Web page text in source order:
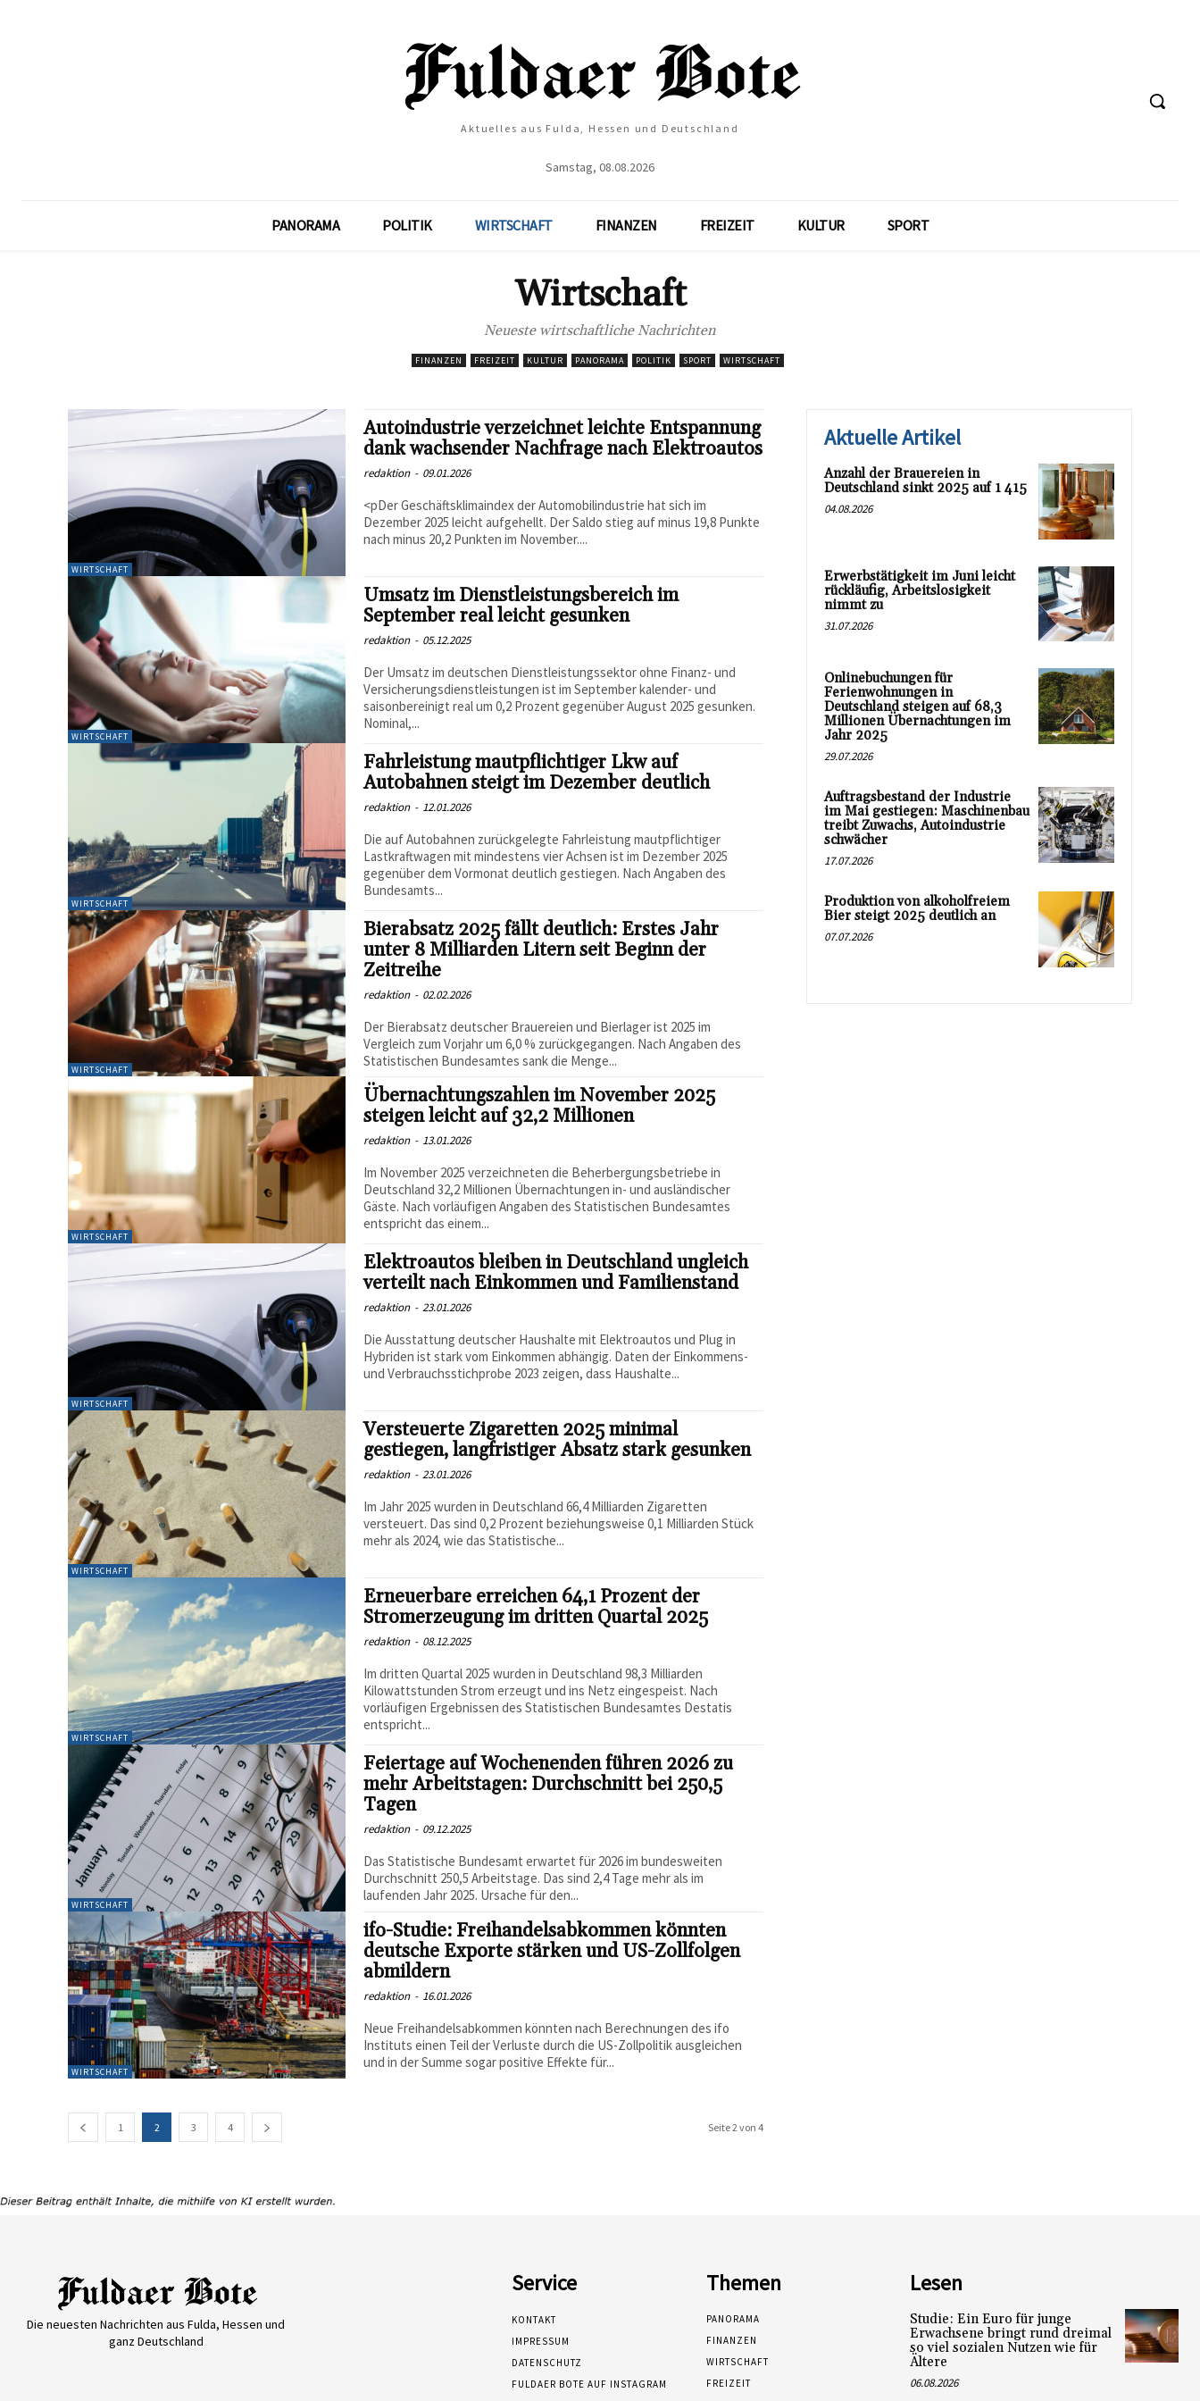
Aktuelles aus Fulda, Hessen und Deutschland
Samstag, 08.08.2026
PANORAMA POLITIK WIRTSCHAFT FINANZEN FREIZEIT KULTUR SPORT
Wirtschaft
Neueste wirtschaftliche Nachrichten
FINANZEN FREIZEIT KULTUR PANORAMA POLITIK SPORT WIRTSCHAFT
WIRTSCHAFT
Autoindustrie verzeichnet leichte Entspannung
dank wachsender Nachfrage nach Elektroautos
redaktion - 09.01.2026
<pDer Geschäftsklimaindex der Automobilindustrie hat sich im
Dezember 2025 leicht aufgehellt. Der Saldo stieg auf minus 19,8 Punkte
nach minus 20,2 Punkten im November....
WIRTSCHAFT
Umsatz im Dienstleistungsbereich im
September real leicht gesunken
redaktion - 05.12.2025
Der Umsatz im deutschen Dienstleistungssektor ohne Finanz- und
Versicherungsdienstleistungen ist im September kalender- und
saisonbereinigt real um 0,2 Prozent gegenüber August 2025 gesunken.
Nominal,...
WIRTSCHAFT
Fahrleistung mautpflichtiger Lkw auf
Autobahnen steigt im Dezember deutlich
redaktion - 12.01.2026
Die auf Autobahnen zurückgelegte Fahrleistung mautpflichtiger
Lastkraftwagen mit mindestens vier Achsen ist im Dezember 2025
gegenüber dem Vormonat deutlich gestiegen. Nach Angaben des
Bundesamts...
WIRTSCHAFT
Bierabsatz 2025 fällt deutlich: Erstes Jahr
unter 8 Milliarden Litern seit Beginn der
Zeitreihe
redaktion - 02.02.2026
Der Bierabsatz deutscher Brauereien und Bierlager ist 2025 im
Vergleich zum Vorjahr um 6,0 % zurückgegangen. Nach Angaben des
Statistischen Bundesamtes sank die Menge...
WIRTSCHAFT
Übernachtungszahlen im November 2025
steigen leicht auf 32,2 Millionen
redaktion - 13.01.2026
Im November 2025 verzeichneten die Beherbergungsbetriebe in
Deutschland 32,2 Millionen Übernachtungen in- und ausländischer
Gäste. Nach vorläufigen Angaben des Statistischen Bundesamtes
entspricht das einem...
WIRTSCHAFT
Elektroautos bleiben in Deutschland ungleich
verteilt nach Einkommen und Familienstand
redaktion - 23.01.2026
Die Ausstattung deutscher Haushalte mit Elektroautos und Plug in
Hybriden ist stark vom Einkommen abhängig. Daten der Einkommens-
und Verbrauchsstichprobe 2023 zeigen, dass Haushalte...
WIRTSCHAFT
Versteuerte Zigaretten 2025 minimal
gestiegen, langfristiger Absatz stark gesunken
redaktion - 23.01.2026
Im Jahr 2025 wurden in Deutschland 66,4 Milliarden Zigaretten
versteuert. Das sind 0,2 Prozent beziehungsweise 0,1 Milliarden Stück
mehr als 2024, wie das Statistische...
WIRTSCHAFT
Erneuerbare erreichen 64,1 Prozent der
Stromerzeugung im dritten Quartal 2025
redaktion - 08.12.2025
Im dritten Quartal 2025 wurden in Deutschland 98,3 Milliarden
Kilowattstunden Strom erzeugt und ins Netz eingespeist. Nach
vorläufigen Ergebnissen des Statistischen Bundesamtes Destatis
entspricht...
WIRTSCHAFT
Feiertage auf Wochenenden führen 2026 zu
mehr Arbeitstagen: Durchschnitt bei 250,5
Tagen
redaktion - 09.12.2025
Das Statistische Bundesamt erwartet für 2026 im bundesweiten
Durchschnitt 250,5 Arbeitstage. Das sind 2,4 Tage mehr als im
laufenden Jahr 2025. Ursache für den...
WIRTSCHAFT
ifo-Studie: Freihandelsabkommen könnten
deutsche Exporte stärken und US-Zollfolgen
abmildern
redaktion - 16.01.2026
Neue Freihandelsabkommen könnten nach Berechnungen des ifo
Instituts einen Teil der Verluste durch die US-Zollpolitik ausgleichen
und in der Summe sogar positive Effekte für...
1 2 3 4 Seite 2 von 4
Aktuelle Artikel
Anzahl der Brauereien in
Deutschland sinkt 2025 auf 1 415
04.08.2026
Erwerbstätigkeit im Juni leicht
rückläufig, Arbeitslosigkeit
nimmt zu
31.07.2026
Onlinebuchungen für
Ferienwohnungen in
Deutschland steigen auf 68,3
Millionen Übernachtungen im
Jahr 2025
29.07.2026
Auftragsbestand der Industrie
im Mai gestiegen: Maschinenbau
treibt Zuwachs, Autoindustrie
schwächer
17.07.2026
Produktion von alkoholfreiem
Bier steigt 2025 deutlich an
07.07.2026
Die neuesten Nachrichten aus Fulda, Hessen und
ganz Deutschland
Service
KONTAKT
IMPRESSUM
DATENSCHUTZ
FULDAER BOTE AUF INSTAGRAM
Themen
PANORAMA
FINANZEN
WIRTSCHAFT
FREIZEIT
Lesen
Studie: Ein Euro für junge
Erwachsene bringt rund dreimal
so viel sozialen Nutzen wie für
Ältere
06.08.2026